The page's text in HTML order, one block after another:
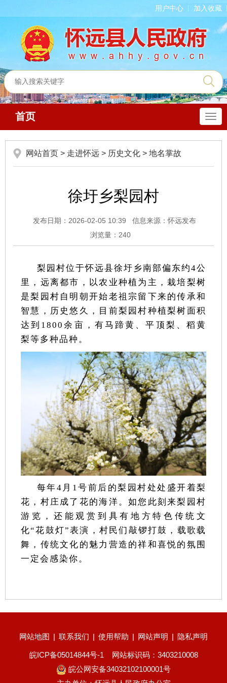
用户中心 加入收藏
导
航
首页
网站首页 > 走进怀远 > 历史文化 > 地名掌故
徐圩乡梨园村
发布日期：2026-02-05 10:39
信息来源：怀远发布
浏览量： 240
梨园村位于怀远县徐圩乡南部偏东约4公
里，远离都市，以农业种植为主，栽培梨树
是梨园村自明朝开始老祖宗留下来的传承和
智慧，历史悠久，目前梨园村种植梨树面积
达到1800余亩，有马蹄黄、平顶梨、稻黄
梨等多种品种。
每年4月1号前后的梨园村处处盛开着梨
花，村庄成了花的海洋。如您此刻来梨园村
游览，还能观赏到具有地方特色传统文
化“花鼓灯”表演，村民们敲锣打鼓，载歌载
舞，传统文化的魅力营造的祥和喜悦的氛围
一定会感染你。
网站地图 | 联系我们 | 使用帮助 | 网站声明 | 隐私声明
皖ICP备05014844号-1
网站标识码：3403210008
皖公网安备34032102100001号